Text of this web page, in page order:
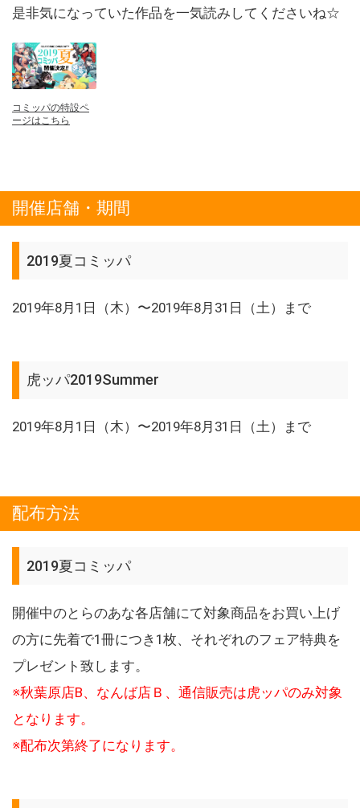
是非気になっていた作品を一気読みしてくださいね☆
コミッパの特設ペ
ージはこちら
開催店舗・期間
2019夏コミッパ
2019年8月1日（木）〜2019年8月31日（土）まで
虎ッパ2019Summer
2019年8月1日（木）〜2019年8月31日（土）まで
配布方法
2019夏コミッパ
開催中のとらのあな各店舗にて対象商品をお買い上げ
の方に先着で1冊につき1枚、それぞれのフェア特典を
プレゼント致します。
※秋葉原店B、なんば店Ｂ、通信販売は虎ッパのみ対象
となります。
※配布次第終了になります。